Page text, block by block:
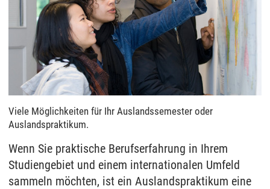
Viele Möglichkeiten für Ihr Auslandssemester oder
Auslandspraktikum.
Wenn Sie praktische Berufserfahrung in Ihrem
Studiengebiet und einem internationalen Umfeld
sammeln möchten, ist ein Auslandspraktikum eine